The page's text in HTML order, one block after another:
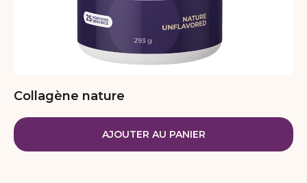
Collagène nature
AJOUTER AU PANIER